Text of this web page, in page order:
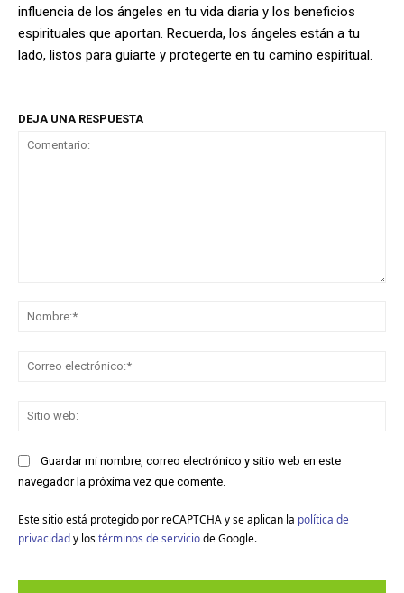
influencia de los ángeles en tu vida diaria y los beneficios
espirituales que aportan. Recuerda, los ángeles están a tu
lado, listos para guiarte y protegerte en tu camino espiritual.
DEJA UNA RESPUESTA
Guardar mi nombre, correo electrónico y sitio web en este
navegador la próxima vez que comente.
Este sitio está protegido por reCAPTCHA y se aplican la política de
privacidady los términos de serviciode Google.